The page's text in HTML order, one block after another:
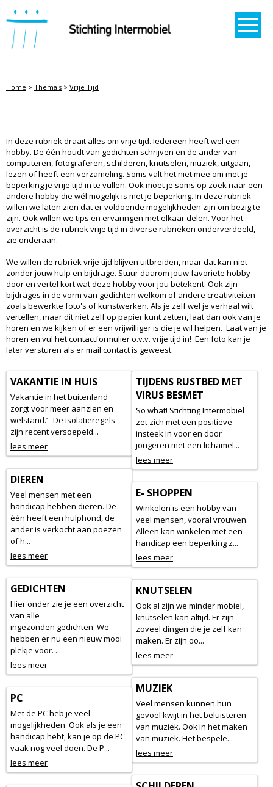
STICHTING INTERMOBIEL
Home > Thema's > Vrije Tijd
In deze rubriek draait alles om vrije tijd. Iedereen heeft wel een
hobby. De één houdt van gedichten schrijven en de ander van
computeren, fotograferen, schilderen, knutselen, muziek, uitgaan,
lezen of heeft een verzameling. Soms valt het niet mee om met je
beperking je vrije tijd in te vullen. Ook moet je soms op zoek naar een
andere hobby die wél mogelijk is met je beperking. In deze rubriek
willen we laten zien dat er voldoende mogelijkheden zijn om bezig te
zijn. Ook willen we tips en ervaringen met elkaar delen. Voor het
overzicht is de rubriek vrije tijd in diverse rubrieken onderverdeeld,
zie onderaan.
We willen de rubriek vrije tijd blijven uitbreiden, maar dat kan niet
zonder jouw hulp en bijdrage. Stuur daarom jouw favoriete hobby
door en vertel kort wat deze hobby voor jou betekent. Ook zijn
bijdrages in de vorm van gedichten welkom of andere creativiteiten
zoals bewerkte foto's of kunstwerken. Als je zelf wel je verhaal wilt
vertellen, maar dit niet zelf op papier kunt zetten, laat dan ook van je
horen en we kijken of er een vrijwilliger is die je wil helpen. Laat van je
horen en vul hetcontactformulier o.v.v. vrije tijd in! Een foto kan je
later versturen als er mail contact is geweest.
VAKANTIE IN HUIS
Vakantie in het buitenland
zorgt voor meer aanzien en
welstand.’ De isolatieregels
zijn recent versoepeld...
lees meer
TIJDENS RUSTBED MET
VIRUS BESMET
So what! Stichting Intermobiel
zet zich met een positieve
insteek in voor en door
jongeren met een lichamel...
lees meer
DIEREN
Veel mensen met een
handicap hebben dieren. De
één heeft een hulphond, de
ander is verkocht aan poezen
of h...
lees meer
E- SHOPPEN
Winkelen is een hobby van
veel mensen, vooral vrouwen.
Alleen kan winkelen met een
handicap een beperking z...
lees meer
GEDICHTEN
Hier onder zie je een overzicht
van alle
ingezonden gedichten. We
hebben er nu een nieuw mooi
plekje voor. ...
lees meer
KNUTSELEN
Ook al zijn we minder mobiel,
knutselen kan altijd. Er zijn
zoveel dingen die je zelf kan
maken. Er zijn oo...
lees meer
MUZIEK
Veel mensen kunnen hun
gevoel kwijt in het beluisteren
van muziek. Ook in het maken
van muziek. Het bespele...
lees meer
PC
Met de PC heb je veel
mogelijkheden. Ook als je een
handicap hebt, kan je op de PC
vaak nog veel doen. De P...
lees meer